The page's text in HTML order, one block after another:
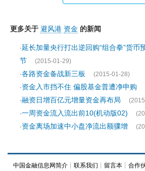
更多关于 避风港 资金 的新闻
·延长加量央行打出逆回购“组合拳”货币
节
(2015-01-29)
·各路资金备战新三板
(2015-01-28)
·资金入市挡不住 偏股基金普遭净申购
·融资日增百亿元增量资金再布局
·一周资金流入流出前10(机动版02)
·资金离场加速中小盘净流出额骤增
中国金融信息网简介 ┊ 联系我们 ┊ 留言本 ┊ 合作